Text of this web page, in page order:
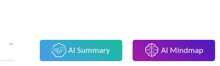
AI Summary AI Mindmap